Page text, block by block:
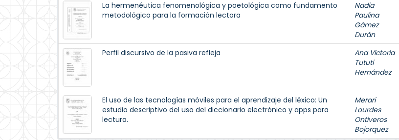
La hermenéutica fenomenológica y poetológica como fundamento
metodológico para la formación lectora
Nadia
Paulina
Gámez
Durán
Perfil discursivo de la pasiva refleja
Ana Victoria
Tututi
Hernández
El uso de las tecnologías móviles para el aprendizaje del léxico: Un
estudio descriptivo del uso del diccionario electrónico y apps para
lectura.
Merari
Lourdes
Ontiveros
Bojorquez